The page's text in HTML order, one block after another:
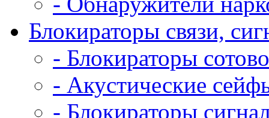
Блокираторы связи,
- Блокираторы
- Акустические
- Блокираторы